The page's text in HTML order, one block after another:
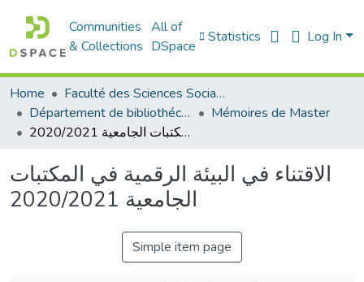
Communities
& Collections
All of
DSpace
Statistics Log In
Home
Faculté des Sciences Sociales
Département de bibliothéconomie
Mémoires de Master
الاقتناء في البيئة الرقمية في المكتبات الجامعية 2020/2021
الاقتناء في البيئة الرقمية في المكتبات
الجامعية 2020/2021
Simple item page